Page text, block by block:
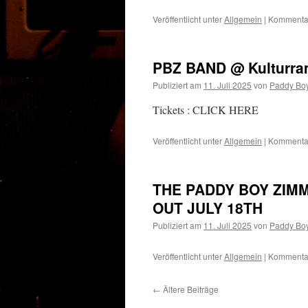
Veröffentlicht unterAllgemein |
PBZ BAND @
Publiziert am 11. Juli 2025 von Paddy
Tickets : CLICK HERE
Veröffentlicht unterAllgemein |
THE PADDY BOY
OUT JULY 18TH
Publiziert am 11. Juli 2025 von Paddy
Veröffentlicht unterAllgemein |
← Ältere Beiträge